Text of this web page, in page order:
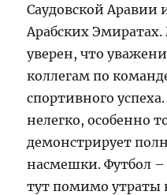
Саудовской
Арабских
уверен, что
коллегам по
спортивного
нелегко, особенно
демонстрирует
насмешки. Футбол
тут помимо